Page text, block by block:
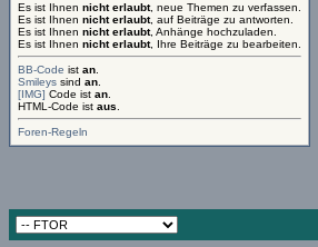
Es ist Ihnen nicht erlaubt, neue Themen zu verfassen.
Es ist Ihnen nicht erlaubt, auf Beiträge zu antworten.
Es ist Ihnen nicht erlaubt, Anhänge hochzuladen.
Es ist Ihnen nicht erlaubt, Ihre Beiträge zu bearbeiten.
BB-Code ist an
Smileys sind an
[IMG] Code ist an
HTML-Code ist aus
Foren-Regeln